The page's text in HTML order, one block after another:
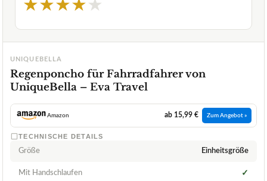
★★★★★
UNIQUEBELLA
Regenponcho für Fahrradfahrer von
UniqueBella – Eva Travel
Amazon ab 15,99 € Zum Angebot »
TECHNISCHE DETAILS
Größe Einheitsgröße
Mit Handschlaufen ✓